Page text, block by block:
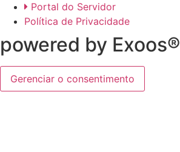
Portal do Servidor
Política de Privacidade
powered by Exoos®
Gerenciar o consentimento